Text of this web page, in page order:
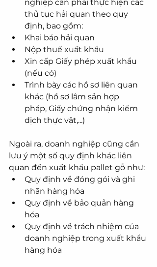
nghiệp cần phải thực hiện các
thủ tục hải quan theo quy
định, bao gồm:
Khai báo hải quan
Nộp thuế xuất khẩu
Xin cấp Giấy phép xuất khẩu
(nếu có)
Trình bày các hồ sơ liên quan
khác (hồ sơ lâm sản hợp
pháp, Giấy chứng nhận kiểm
dịch thực vật,...)
Ngoài ra, doanh nghiệp cũng cần
lưu ý một số quy định khác liên
quan đến xuất khẩu pallet gỗ như:
Quy định về đóng gói và ghi
nhãn hàng hóa
Quy định về bảo quản hàng
hóa
Quy định về trách nhiệm của
doanh nghiệp trong xuất khẩu
hàng hóa